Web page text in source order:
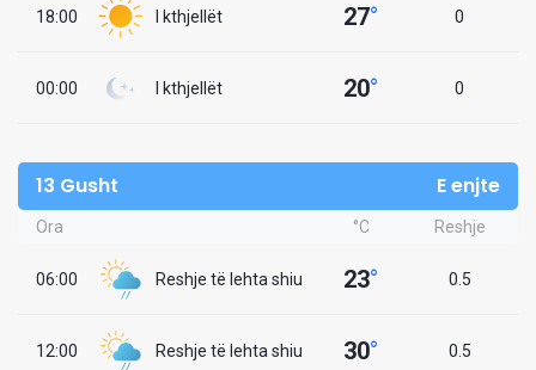
18:00 I kthjellët 27° 0
00:00 I kthjellët 20° 0
13 Gusht E enjte
Ora °C Reshje
06:00 Reshje të lehta shiu 23° 0.5
12:00 Reshje të lehta shiu 30° 0.5